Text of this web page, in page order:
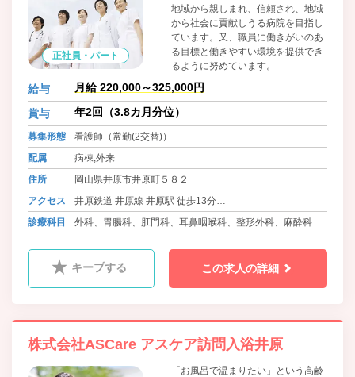
正社員・パート
地域から親しまれ、信頼され、地域
から社会に貢献しうる病院を目指し
ています。又、職員に働きがいのあ
る目標と働きやすい環境を提供でき
るように努めています。
給与 月給 220,000～325,000円
賞与 年2回（3.8カ月分位）
募集形態
看護師（常勤(2交替)）
配属
病棟,外来
住所
岡山県井原市井原町５８２
アクセス
井原鉄道 井原線 井原駅 徒歩13分
バス 井笠バスカンパニー 井原バスセンター 徒歩4分
診療科目
外科、胃腸科、肛門科、耳鼻咽喉科、整形外科、麻酔科、
キープする この求人の詳細
株式会社ASCare アスケア訪問入浴井原
「お風呂で温まりたい」という高齢